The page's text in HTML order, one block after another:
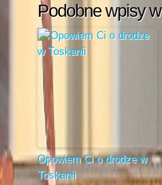
Podobne wpisy
Opowiem Ci o drodze w
Toskanii